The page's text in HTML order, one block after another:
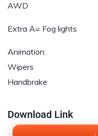
AWD
Extra A= Fog lights
Animation:
Wipers
Handbrake
Download Link